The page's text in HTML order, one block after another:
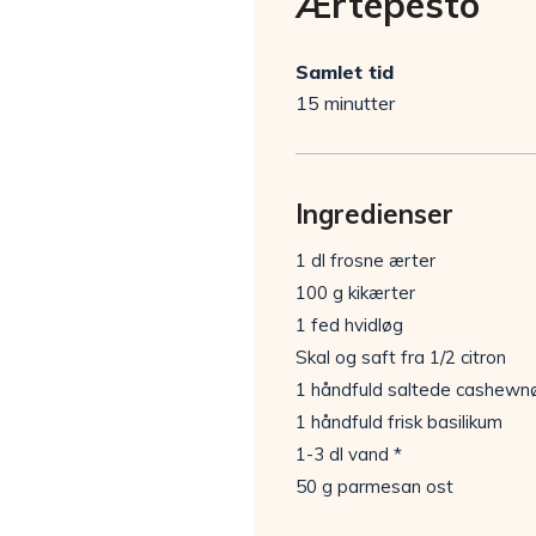
Samlet tid
15 minutter
Ingredienser
1 dl frosne ærter
100 g kikærter
1 fed hvidløg
Skal og saft fra 1/2 citron
1 håndfuld saltede
1 håndfuld frisk basilikum
1-3 dl vand *
50 g parmesan ost